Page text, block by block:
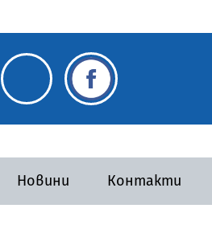
Новини Контакти